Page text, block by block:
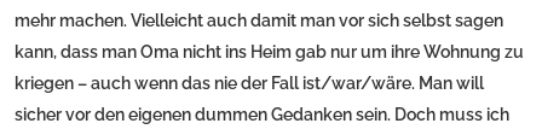
mehr machen. Vielleicht auch damit man vor sich selbst sagen
kann, dass man Oma nicht ins Heim gab nur um ihre Wohnung zu
kriegen – auch wenn das nie der Fall ist/war/wäre. Man will
sicher vor den eigenen dummen Gedanken sein. Doch muss ich